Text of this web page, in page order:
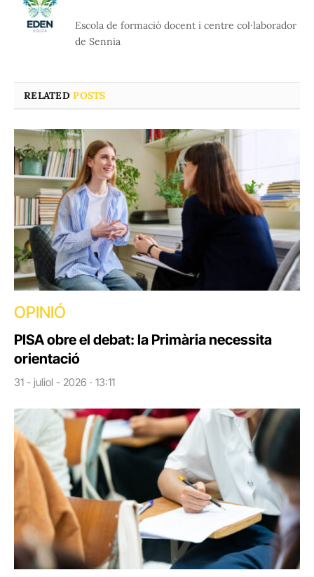
Escola de formació docent i centre col·laborador
de Sennia
RELATEDPOSTS
OPINIÓ
PISA obre el debat: la Primària necessita
orientació
31 - juliol - 2026 · 13:11